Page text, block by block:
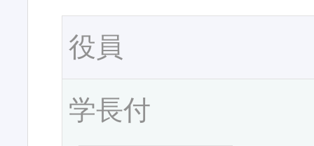
役員
学長付